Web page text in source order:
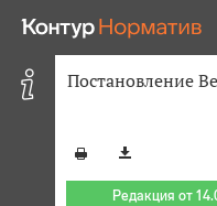
Постановление
Редакция от